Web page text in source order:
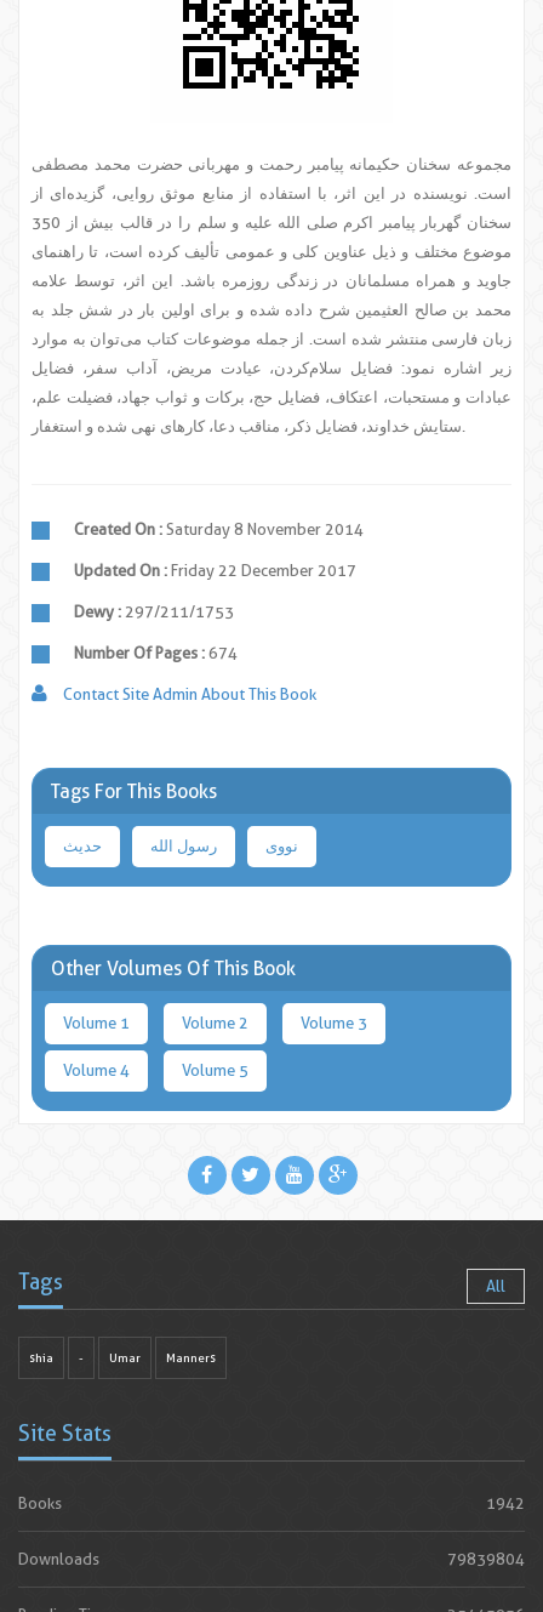
مجموعه سخنان حکیمانه پیامبر رحمت و مهربانی حضرت محمد مصطفی
است. نویسنده در این اثر، با استفاده از منابع موثق روایی، گزیده‌ای از
سخنان گهربار پیامبر اکرم صلی الله علیه و سلم را در قالب بیش از 350
موضوع مختلف و ذیل عناوین کلی و عمومی تألیف کرده است، تا راهنمای
جاوید و همراه مسلمانان در زندگی روزمره باشد. این اثر، توسط علامه
محمد بن صالح العثیمین شرح داده شده و برای اولین بار در شش جلد به
زبان فارسی منتشر شده است. از جمله موضوعات کتاب می‌توان به موارد
زیر اشاره نمود: فضایل سلام‌کردن، عیادت مریض، آداب سفر، فضایل
عبادات و مستحبات، اعتکاف، فضایل حج، برکات و ثواب جهاد، فضیلت علم،
ستایش خداوند، فضایل ذکر، مناقب دعا، کارهای نهی شده و استغفار.
Created On : Saturday 8 November 2014
Updated On : Friday 22 December 2017
Dewy : 297/211/1753
Number Of Pages : 674
Contact Site Admin About This Book
Tags For This Books
حدیث رسول الله نووی
Other Volumes Of This Book
Volume 1 Volume 2 Volume 3
Volume 4 Volume 5
Tags All
shia - Umar Manners
Site Stats
Books 1942
Downloads 79839804